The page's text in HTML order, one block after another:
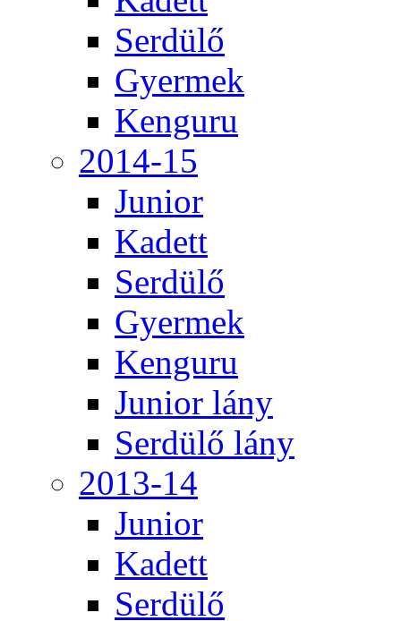
Serdülő
Gyermek
Kenguru
2014-15
Junior
Kadett
Serdülő
Gyermek
Kenguru
Junior lány
Serdülő lány
2013-14
Junior
Kadett
Serdülő